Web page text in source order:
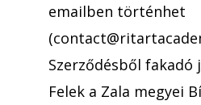
emailben történhet
Szerződésből fakadó
Felek a Zala megyei